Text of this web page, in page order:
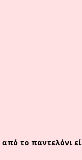
το παντελόνι